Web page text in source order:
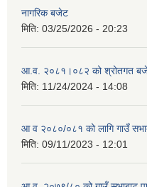
नागरिक बजेट
मिति: 03/25/2026 - 20:23
आ.व. २०८१।०८२ को श्रोतगत
मिति: 11/24/2024 - 14:08
आ व २०८०/०८१ को लागि गाउँ
मिति: 09/11/2023 - 12:01